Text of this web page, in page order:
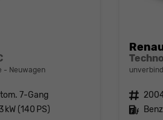
Neuwagen
7-Gang
kW (140 PS)
Fahrzeugnr.
Kraftstoff